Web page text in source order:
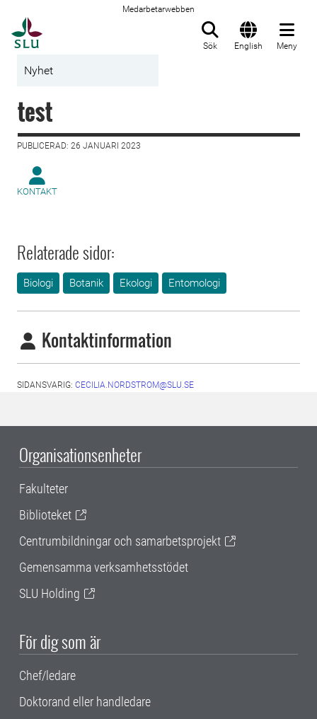
Medarbetarwebben
Sök English Meny
Nyhet
test
PUBLICERAD: 26 JANUARI 2023
KONTAKT
Relaterade sidor:
Biologi Botanik Ekologi Entomologi
Kontaktinformation
SIDANSVARIG: CECILIA.NORDSTROM@SLU.SE
Organisationsenheter
Fakulteter
Biblioteket
Centrumbildningar och samarbetsprojekt
Gemensamma verksamhetsstödet
SLU Holding
För dig som är
Chef/ledare
Doktorand eller handledare